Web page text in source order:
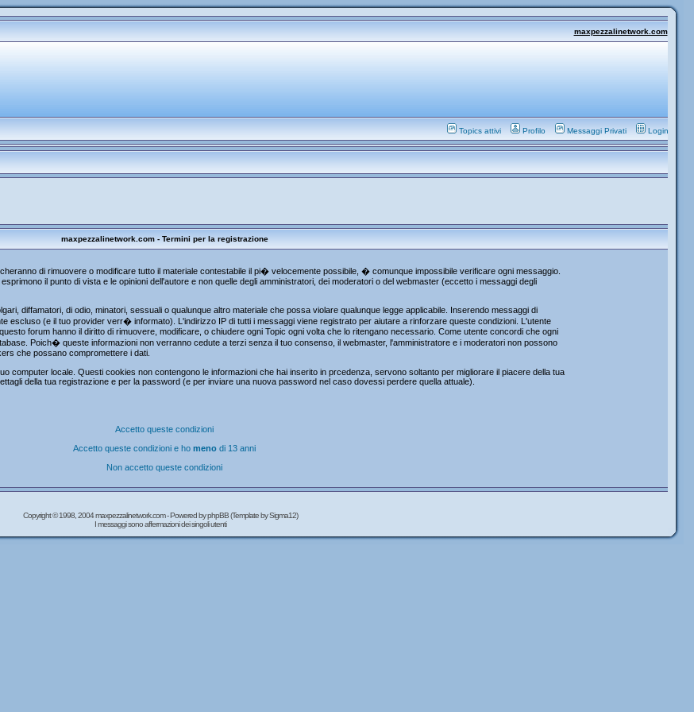
maxpezzalinetwork.com
Topics attivi Profilo Messaggi Privati Login
maxpezzalinetwork.com - Termini per la registrazione
di rimuovere o modificare tutto il materiale contestabile il pi� velocemente possibile, � comunque impossibile verificare ogni messaggio.
il punto di vista e le opinioni dell'autore e non quelle degli amministratori, dei moderatori o del webmaster (eccetto i messaggi degli
diffamatori, di odio, minatori, sessuali o qualunque altro materiale che possa violare qualunque legge applicabile. Inserendo messaggi di
escluso (e il tuo provider verr� informato). L'indirizzo IP di tutti i messaggi viene registrato per aiutare a rinforzare queste condizioni. L'utente
forum hanno il diritto di rimuovere, modificare, o chiudere ogni Topic ogni volta che lo ritengano necessario. Come utente concordi che ogni
Poich� queste informazioni non verranno cedute a terzi senza il tuo consenso, il webmaster, l'amministratore e i moderatori non possono
che possano compromettere i dati.
computer locale. Questi cookies non contengono le informazioni che hai inserito in prcedenza, servono soltanto per migliorare il piacere della tua
della tua registrazione e per la password (e per inviare una nuova password nel caso dovessi perdere quella attuale).
Accetto queste condizioni
Accetto queste condizioni e ho meno di 13 anni
Non accetto queste condizioni
Copyright © 1998, 2004 maxpezzalinetwork.com - Powered byphpBB(Template by Sigma12)
I messaggi sono affermazioni dei singoli utenti